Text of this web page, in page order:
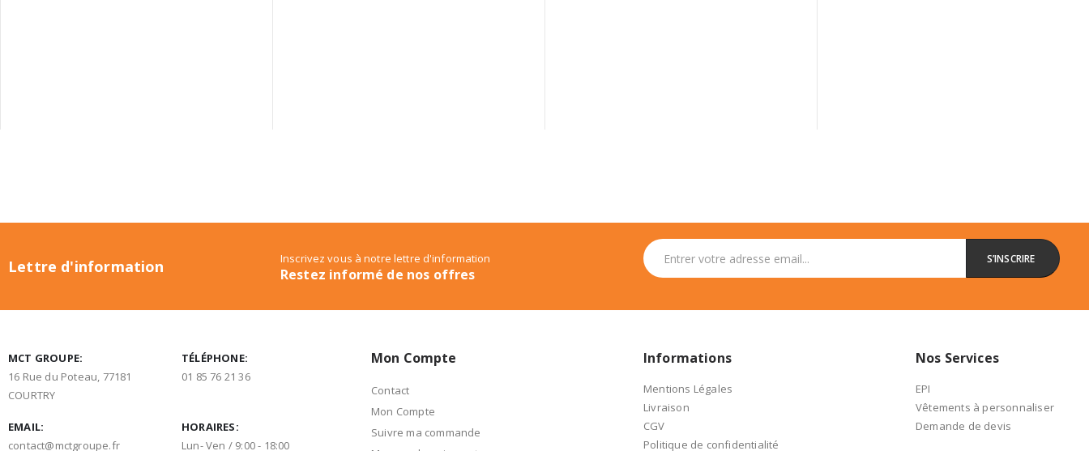
Lettre d'information Inscrivez vous à notre lettre d'information
Restez informé de nos offres
MCT GROUPE:
16 Rue du Poteau, 77181
COURTRY
TÉLÉPHONE:
01 85 76 21 36
EMAIL:
contact@mctgroupe.fr
HORAIRES:
Lun- Ven / 9:00 - 18:00
Mon Compte
Contact
Mon Compte
Suivre ma commande
Informations
Mentions Légales
Livraison
CGV
Politique de confidentialité
Nos Services
EPI
Vêtements à personnaliser
Demande de devis